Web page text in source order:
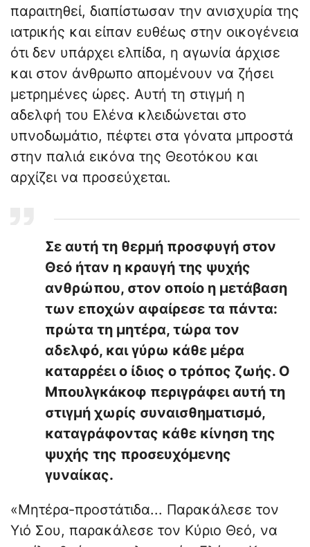
παραιτηθεί, διαπίστωσαν την ανισχυρία της
ιατρικής και είπαν ευθέως στην οικογένεια
ότι δεν υπάρχει ελπίδα, η αγωνία άρχισε
και στον άνθρωπο απομένουν να ζήσει
μετρημένες ώρες. Αυτή τη στιγμή η
αδελφή του Ελένα κλειδώνεται στο
υπνοδωμάτιο, πέφτει στα γόνατα μπροστά
στην παλιά εικόνα της Θεοτόκου και
αρχίζει να προσεύχεται.
Σε αυτή τη θερμή προσφυγή στον
Θεό ήταν η κραυγή της ψυχής
ανθρώπου, στον οποίο η μετάβαση
των εποχών αφαίρεσε τα πάντα:
πρώτα τη μητέρα, τώρα τον
αδελφό, και γύρω κάθε μέρα
καταρρέει ο ίδιος ο τρόπος ζωής. Ο
Μπουλγκάκοφ περιγράφει αυτή τη
στιγμή χωρίς συναισθηματισμό,
καταγράφοντας κάθε κίνηση της
ψυχής της προσευχόμενης
γυναίκας.
«Μητέρα-προστάτιδα... Παρακάλεσε τον
Υιό Σου, παρακάλεσε τον Κύριο Θεό, να